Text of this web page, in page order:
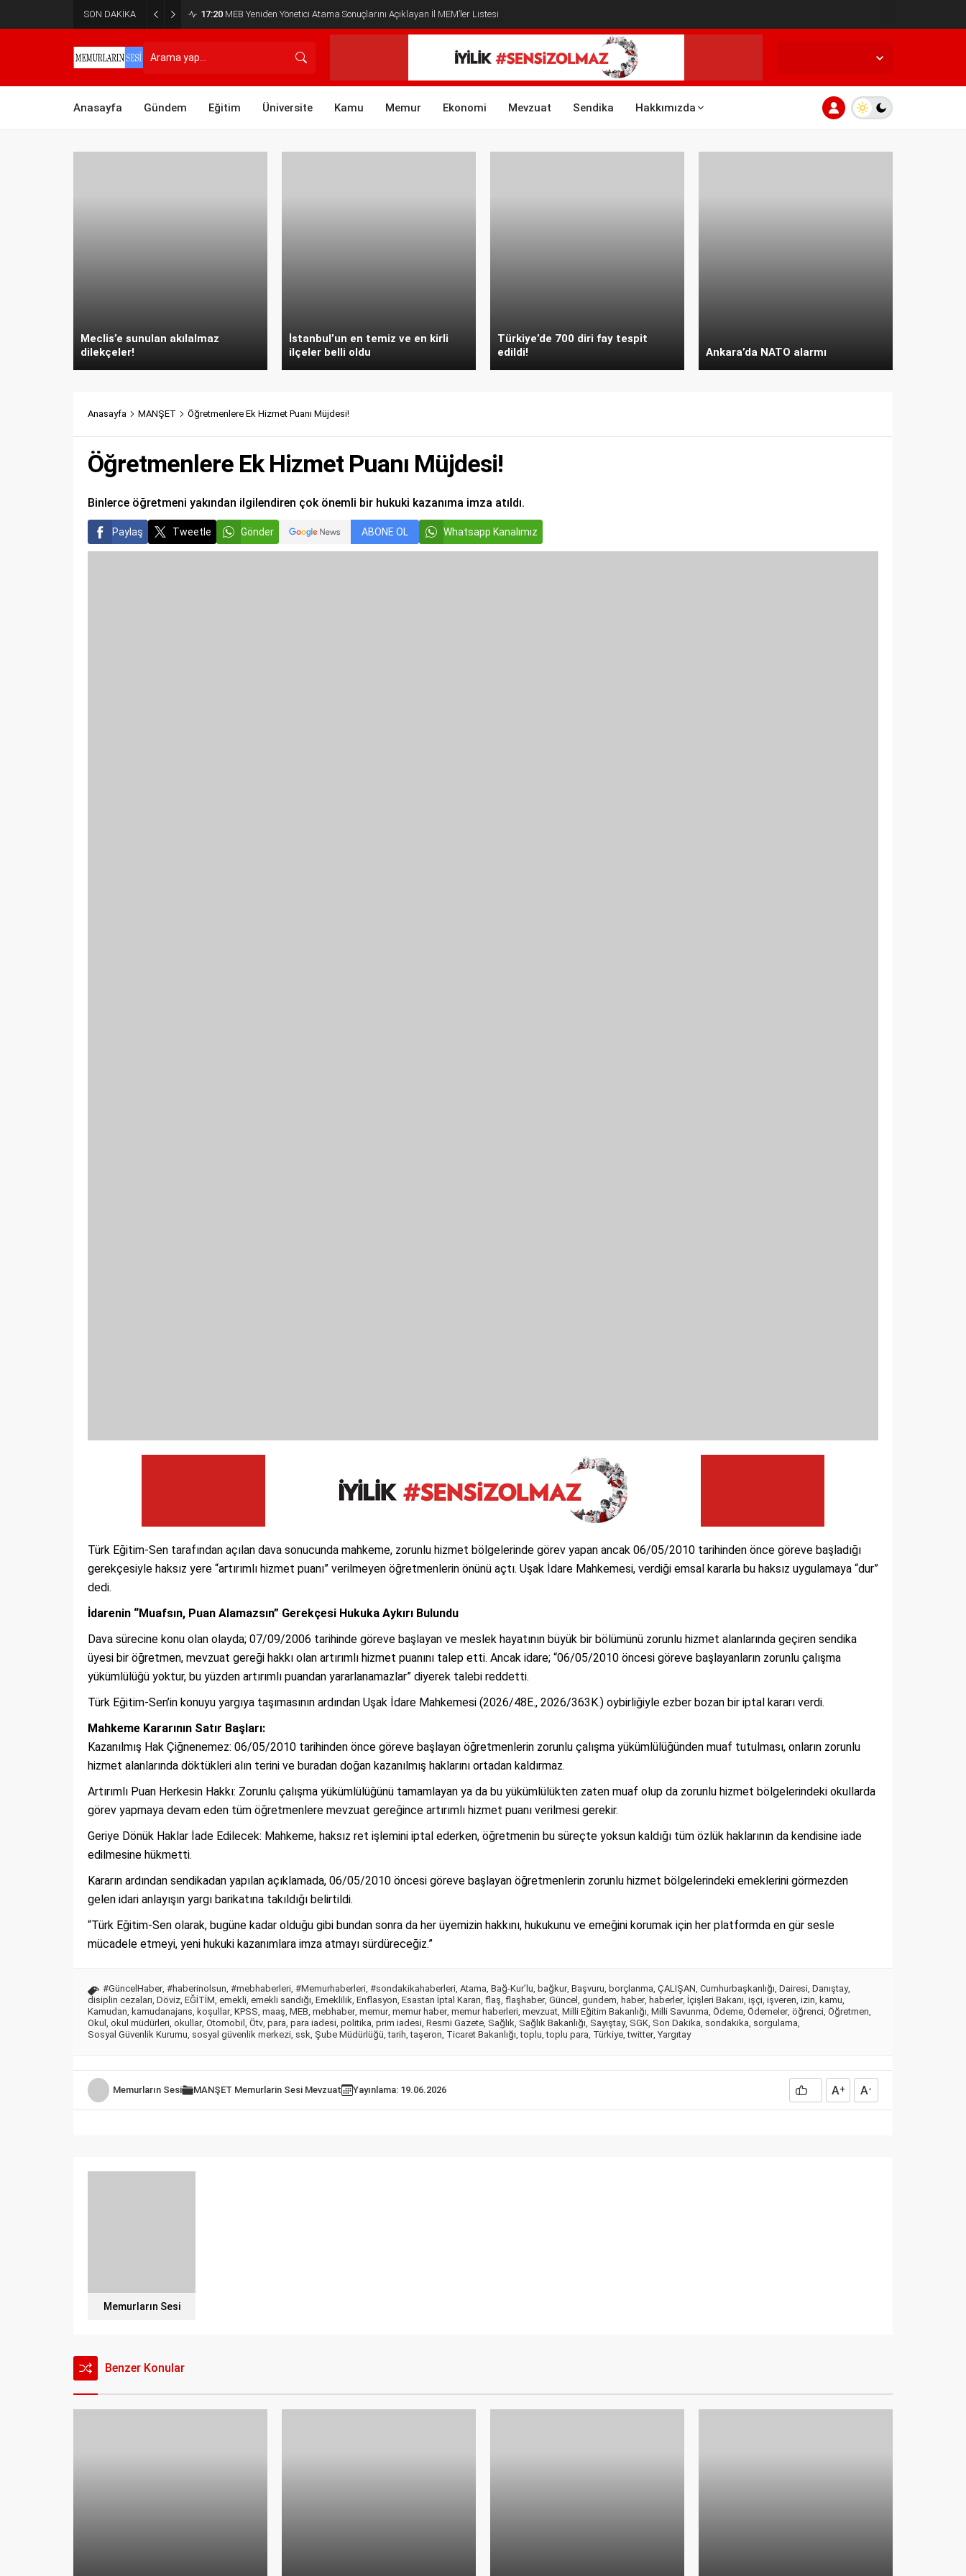
SON DAKİKA 17:20 MEB Yeniden Yönetici Atama Sonuçlarını Açıklayan İl MEM’ler Listesi
Anasayfa Gündem Eğitim Üniversite Kamu Memur Ekonomi Mevzuat Sendika Hakkımızda
Meclis’e sunulan akılalmaz
dilekçeler!
İstanbul’un en temiz ve en kirli
ilçeler belli oldu
Türkiye’de 700 diri fay tespit
edildi!
Ankara’da NATO alarmı
Anasayfa MANŞET Öğretmenlere Ek Hizmet Puanı Müjdesi!
Öğretmenlere Ek Hizmet Puanı Müjdesi!
Binlerce öğretmeni yakından ilgilendiren çok önemli bir hukuki kazanıma imza atıldı.
Paylaş Tweetle Gönder ABONE OL Whatsapp Kanalımız
Türk Eğitim-Sen tarafından açılan dava sonucunda mahkeme, zorunlu hizmet bölgelerinde görev yapan ancak 06/05/2010 tarihinden önce göreve başladığı
gerekçesiyle haksız yere “artırımlı hizmet puanı” verilmeyen öğretmenlerin önünü açtı. Uşak İdare Mahkemesi, verdiği emsal kararla bu haksız uygulamaya “dur”
dedi.
İdarenin “Muafsın, Puan Alamazsın” Gerekçesi Hukuka Aykırı Bulundu
Dava sürecine konu olan olayda; 07/09/2006 tarihinde göreve başlayan ve meslek hayatının büyük bir bölümünü zorunlu hizmet alanlarında geçiren sendika
üyesi bir öğretmen, mevzuat gereği hakkı olan artırımlı hizmet puanını talep etti. Ancak idare; “06/05/2010 öncesi göreve başlayanların zorunlu çalışma
yükümlülüğü yoktur, bu yüzden artırımlı puandan yararlanamazlar” diyerek talebi reddetti.
Türk Eğitim-Sen’in konuyu yargıya taşımasının ardından Uşak İdare Mahkemesi (2026/48E., 2026/363K.) oybirliğiyle ezber bozan bir iptal kararı verdi.
Mahkeme Kararının Satır Başları:
Kazanılmış Hak Çiğnenemez: 06/05/2010 tarihinden önce göreve başlayan öğretmenlerin zorunlu çalışma yükümlülüğünden muaf tutulması, onların zorunlu
hizmet alanlarında döktükleri alın terini ve buradan doğan kazanılmış haklarını ortadan kaldırmaz.
Artırımlı Puan Herkesin Hakkı: Zorunlu çalışma yükümlülüğünü tamamlayan ya da bu yükümlülükten zaten muaf olup da zorunlu hizmet bölgelerindeki okullarda
görev yapmaya devam eden tüm öğretmenlere mevzuat gereğince artırımlı hizmet puanı verilmesi gerekir.
Geriye Dönük Haklar İade Edilecek: Mahkeme, haksız ret işlemini iptal ederken, öğretmenin bu süreçte yoksun kaldığı tüm özlük haklarının da kendisine iade
edilmesine hükmetti.
Kararın ardından sendikadan yapılan açıklamada, 06/05/2010 öncesi göreve başlayan öğretmenlerin zorunlu hizmet bölgelerindeki emeklerini görmezden
gelen idari anlayışın yargı barikatına takıldığı belirtildi.
“Türk Eğitim-Sen olarak, bugüne kadar olduğu gibi bundan sonra da her üyemizin hakkını, hukukunu ve emeğini korumak için her platformda en gür sesle
mücadele etmeyi, yeni hukuki kazanımlara imza atmayı sürdüreceğiz.”
#GüncelHaber, #haberinolsun, #mebhaberleri, #Memurhaberleri, #sondakikahaberleri, Atama, Bağ-Kur’lu, bağkur, Başvuru, borçlanma, ÇALIŞAN, Cumhurbaşkanlığı, Dairesi, Danıştay,
disiplin cezaları, Döviz, EĞİTİM, emekli, emekli sandığı, Emeklilik, Enflasyon, Esastan İptal Kararı, flaş, flaşhaber, Güncel , gundem, haber, haberler, İçişleri Bakanı, işçi, işveren, izin, kamu,
Kamudan, kamudanajans, koşullar, KPSS, maaş, MEB, mebhaber, memur, memur haber, memur haberleri, mevzuat, Milli Eğitim Bakanlığı, Milli Savunma, Ödeme, Ödemeler, öğrenci, Öğretmen,
Okul , okul müdürleri, okullar, Otomobil , Ötv, para, para iadesi, politika, prim iadesi, Resmi Gazete, Sağlık, Sağlık Bakanlığı, Sayıştay, SGK, Son Dakika, sondakika, sorgulama,
Sosyal Güvenlik Kurumu, sosyal güvenlik merkezi, ssk, Şube Müdürlüğü,tarih,taşeron, Ticaret Bakanlığı,toplu,toplu para, Türkiye,twitter, Yargıtay
Memurların Sesi MANŞET Memurlarin Sesi Mevzuat Yayınlama: 19.06.2026 A+ A-
Memurların Sesi
Benzer Konular